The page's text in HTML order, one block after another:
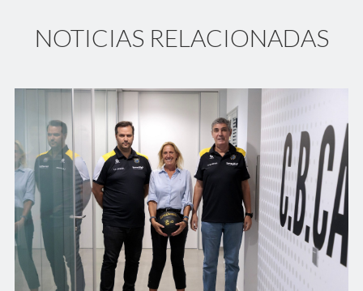
NOTICIAS RELACIONADAS